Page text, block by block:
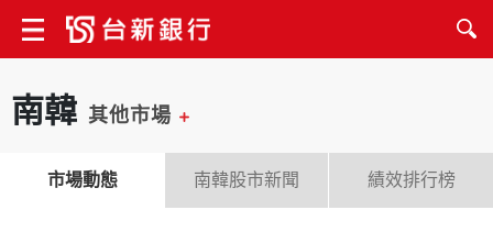
南韓 其他市場
市場動態 南韓股市新聞 績效排行榜